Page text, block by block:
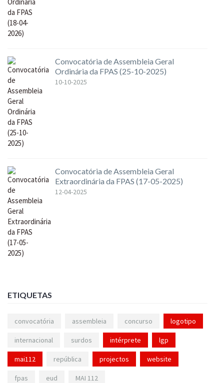
Convocatória de Assembleia Geral
Ordinária da FPAS (25-10-2025)
10-10-2025
Convocatória de Assembleia Geral
Extraordinária da FPAS (17-05-2025)
12-04-2025
ETIQUETAS
convocatória assembleia concurso logotipo
internacional surdos intérprete lgp
mai112 república projectos website
fpas eud MAI 112